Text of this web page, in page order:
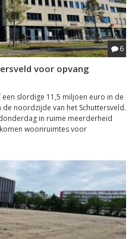
6
voor opvang
slordige 11,5 miljoen euro in de
noordzijde van het Schuttersveld.
in ruime meerderheid
woonruimtes voor